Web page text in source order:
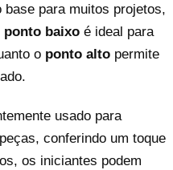
para muitos projetos,
ponto baixo é ideal para
o ponto alto permite
usado para
conferindo um toque
os iniciantes podem